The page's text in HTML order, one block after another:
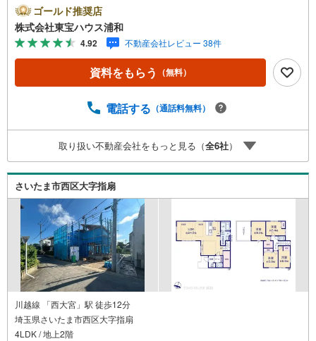
話でのお問い合わせがスムーズにご案内できますぜひお気
軽にご連絡下さい！東宝ハウスライフソリューションズグ
ループ 東宝ハウス浦和 特別提携金利〔一例〕東宝ハウ
ス浦和の住宅ローン■変動金利全期間引下げプラン⇒住宅ロ
ーン金利優遇割の最大適用《0.89％》と某信用金庫金利1.2
75％の比較借入金4000万円返済期間35年の総返済額の差額:
す）◇TOHO HOUSE CLUBで生涯の安心をお届け◇東宝ハ
グ、かけつけサポート、Club Offプレミアムなど多彩なサー
ビスがございます
ゴールド推奨店
株式会社東宝ハウス浦和
4.92 不動産会社レビュー 38件
資料をもらう （無料）
電話する （通話料無料）
取り扱い不動産会社をもっと見る（全6社）
さいたま市西区大字指扇
川越線 「西大宮」駅 徒歩12分
埼玉県さいたま市西区大字指扇
4LDK / 地上2階